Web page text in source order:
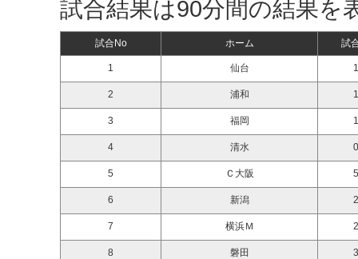
試合結果は90分間の結果を
試合No ホーム 試
1 仙台
2 浦和
3 福岡
4 清水
5 Ｃ大阪
6 新潟
7 横浜Ｍ
8 磐田